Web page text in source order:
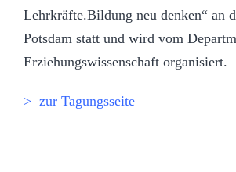
Lehrkräfte.Bildung neu denken“ an
Potsdam statt und wird vom
Erziehungswissenschaft organisiert.
> zur Tagungsseite